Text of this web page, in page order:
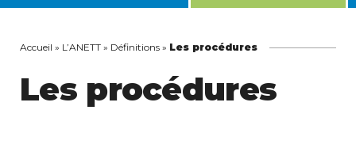
MENU
Accueil » L’ANETT » Définitions » Les procédures
Les procédures